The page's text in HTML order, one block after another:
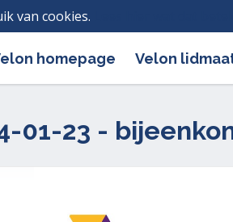
van cookies.
homepage Velon
01-23 -